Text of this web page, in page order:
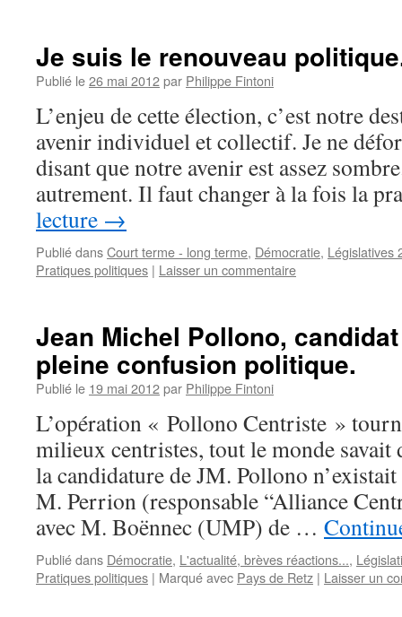
Je suis le renouveau
Publié le26 mai 2012par Philippe Fintoni
L’enjeu de cette élection, c’est notre
avenir individuel et collectif. Je ne
disant que notre avenir est assez
autrement. Il faut changer à la fois la
lecture →
Publié dansCourt terme - long terme, Démocratie, Législatives
Pratiques politiques | Laisser un commentaire
Jean Michel Pollono, candidat
pleine confusion politique.
Publié le 19 mai 2012par Philippe Fintoni
L’opération « Pollono Centriste »
milieux centristes, tout le monde savait
la candidature de JM. Pollono
M. Perrion (responsable “Alliance
avec M. Boënnec (UMP) de …
Publié dans Démocratie, L'actualité, brèves réactions...,
Pratiques politiques | Marqué avec Pays de Retz | Laisser un